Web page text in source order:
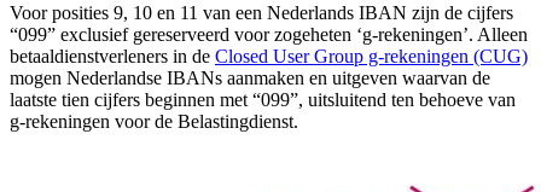
Voor posities 9, 10 en 11 van een Nederlands IBAN zijn de cijfers
“099” exclusief gereserveerd voor zogeheten ‘g-rekeningen’. Alleen
betaaldienstverleners in de Closed User Group g-rekeningen (CUG)
mogen Nederlandse IBANs aanmaken en uitgeven waarvan de
laatste tien cijfers beginnen met “099”, uitsluitend ten behoeve van
g-rekeningen voor de Belastingdienst.